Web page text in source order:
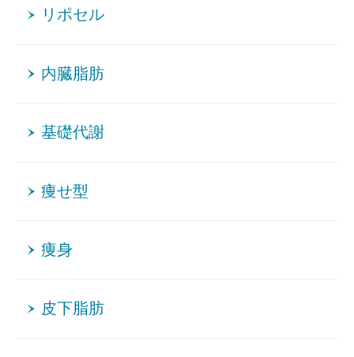
リポセル
内臓脂肪
基礎代謝
痩せ型
痩身
皮下脂肪